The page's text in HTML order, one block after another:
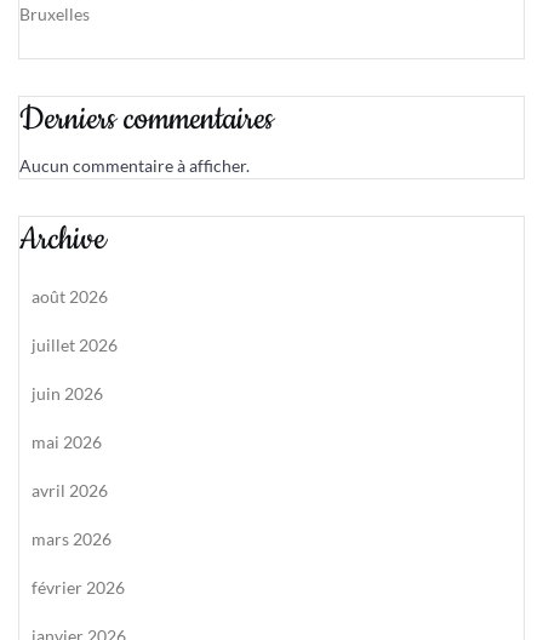
Bruxelles
Derniers commentaires
Aucun commentaire à afficher.
Archive
août 2026
juillet 2026
juin 2026
mai 2026
avril 2026
mars 2026
février 2026
janvier 2026